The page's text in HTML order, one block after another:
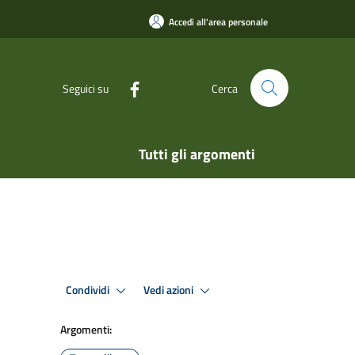
Accedi all'area personale
Seguici su Cerca
Tutti gli argomenti
Condividi Vedi azioni
Argomenti: